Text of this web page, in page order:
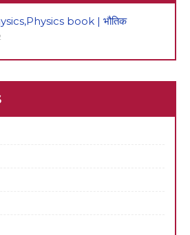
book | भौतिक